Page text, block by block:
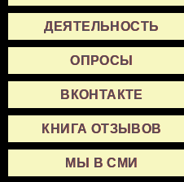
ДЕЯТЕЛЬНОСТЬ
ОПРОСЫ
ВКОНТАКТЕ
КНИГА ОТЗЫВОВ
МЫ В СМИ